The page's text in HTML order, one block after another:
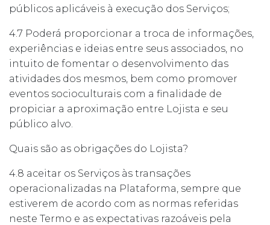
públicos aplicáveis à execução dos Serviços;
4.7 Poderá proporcionar a troca de informações,
experiências e ideias entre seus associados, no
intuito de fomentar o desenvolvimento das
atividades dos mesmos, bem como promover
eventos socioculturais com a finalidade de
propiciar a aproximação entre Lojista e seu
público alvo.
Quais são as obrigações do Lojista?
4.8 aceitar os Serviços às transações
operacionalizadas na Plataforma, sempre que
estiverem de acordo com as normas referidas
neste Termo e as expectativas razoáveis pela